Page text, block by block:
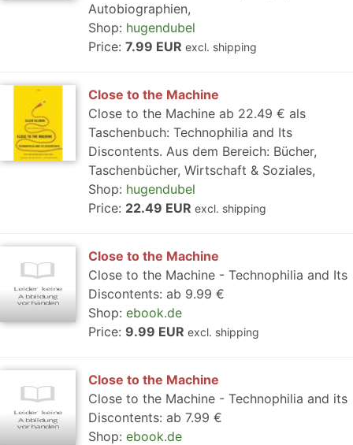
Autobiographien,
Shop: hugendubel
Price: 7.99 EUR excl. shipping
Close to the Machine
Close to the Machine ab 22.49 € als
Taschenbuch: Technophilia and Its
Discontents. Aus dem Bereich: Bücher,
Taschenbücher, Wirtschaft & Soziales,
Shop: hugendubel
Price: 22.49 EUR excl. shipping
Close to the Machine
Close to the Machine - Technophilia and Its
Discontents: ab 9.99 €
Shop: ebook.de
Price: 9.99 EUR excl. shipping
Close to the Machine
Close to the Machine - Technophilia and its
Discontents: ab 7.99 €
Shop: ebook.de